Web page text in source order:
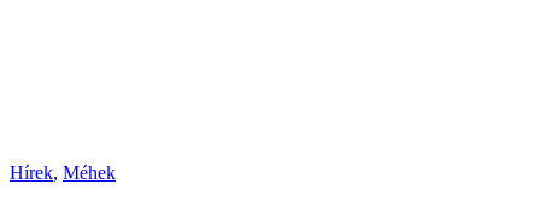
Hírek, Méhek